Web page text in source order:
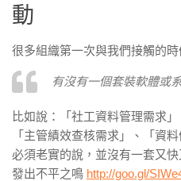
動
很多組織第一次與我們接觸的時
有沒有一個套裝軟體或
比如說：「社工資料管理需求
「主管績效查核需求」、「資
必須老實的說，並沒有一套又
發出不平之鳴 http://goo.gl/